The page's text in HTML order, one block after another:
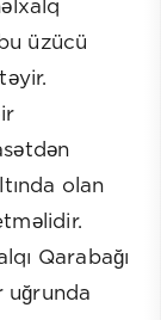
üzücü
olan
Qarabağı
uğrunda